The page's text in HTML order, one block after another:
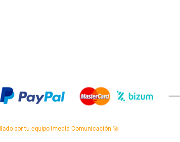
por tu equipo Imedia Comunicación 🚀